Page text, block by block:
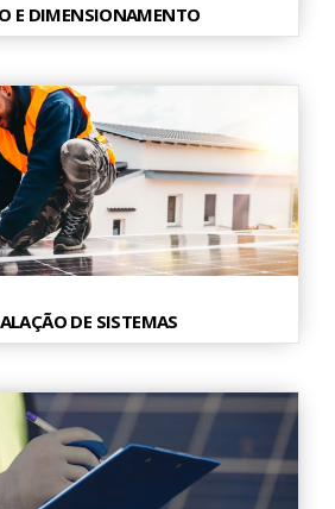
E DIMENSIONAMENTO
DE SISTEMAS